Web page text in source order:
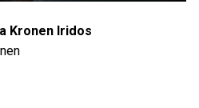
Kronen Iridos